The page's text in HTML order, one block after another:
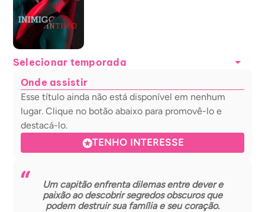
Selecionar temporada
Onde assistir
Esse título ainda não está disponível em nenhum
lugar. Clique no botão abaixo para promovê-lo e
destacá-lo.
TENHO INTERESSE
Um capitão enfrenta dilemas entre dever e
paixão ao descobrir segredos obscuros que
podem destruir sua família e seu coração.